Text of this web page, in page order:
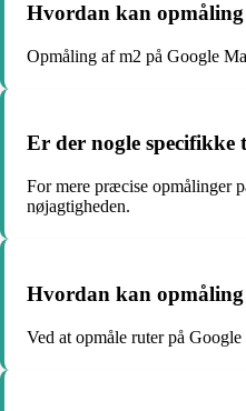
Hvordan kan
Opmåling af m2 på Google
Er der nogle
For mere præcise opmålinger
nøjagtigheden.
Hvordan kan
Ved at opmåle ruter på